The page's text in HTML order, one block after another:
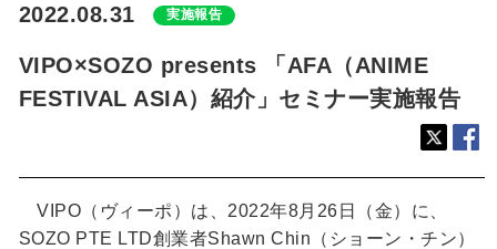
2022.08.31 実施報告
VIPO×SOZO presents 「AFA（ANIME
FESTIVAL ASIA）紹介」セミナー実施報告
VIPO（ヴィーポ）は、2022年8月26日（金）に、
SOZO PTE LTD創業者Shawn Chin（ショーン・チン）